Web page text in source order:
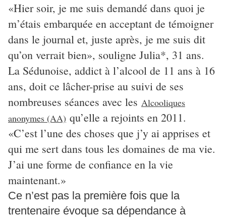
«Hier soir, je me suis demandé dans quoi je
m’étais embarquée en acceptant de témoigner
dans le journal et, juste après, je me suis dit
qu’on verrait bien», souligne Julia*, 31 ans.
La Sédunoise, addict à l’alcool de 11 ans à 16
ans, doit ce lâcher-prise au suivi de ses
nombreuses séances avec les Alcooliques
anonymes (AA) qu’elle a rejoints en 2011.
«C’est l’une des choses que j’y ai apprises et
qui me sert dans tous les domaines de ma vie.
J’ai une forme de confiance en la vie
maintenant.»
Ce n’est pas la première fois que la
trentenaire évoque sa dépendance à